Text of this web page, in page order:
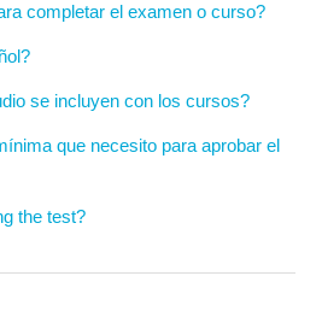
completar el examen o curso?
se incluyen con los cursos?
que necesito para aprobar el
the test?